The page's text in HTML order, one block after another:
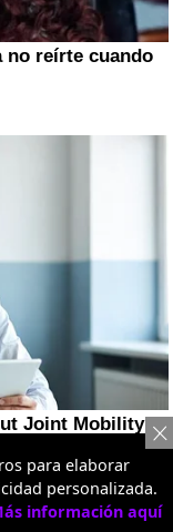
para elaborar
personalizada.
información aquí